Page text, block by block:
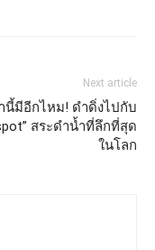
Next article
นี้มีอีกไหม! ดำดิ่งไปกับ
สระดำน้ำที่ลึกที่สุด
ในโลก